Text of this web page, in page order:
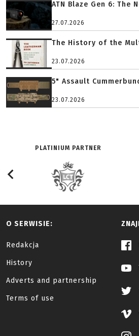
ATN Blaze Gen 6: The
27.07.2026
The History of the
23.07.2026
5" Assault
23.07.2026
PLATINIUM PARTNER
O SERWISIE:
Redakcja
History
Adverts and partnership
Terms of use